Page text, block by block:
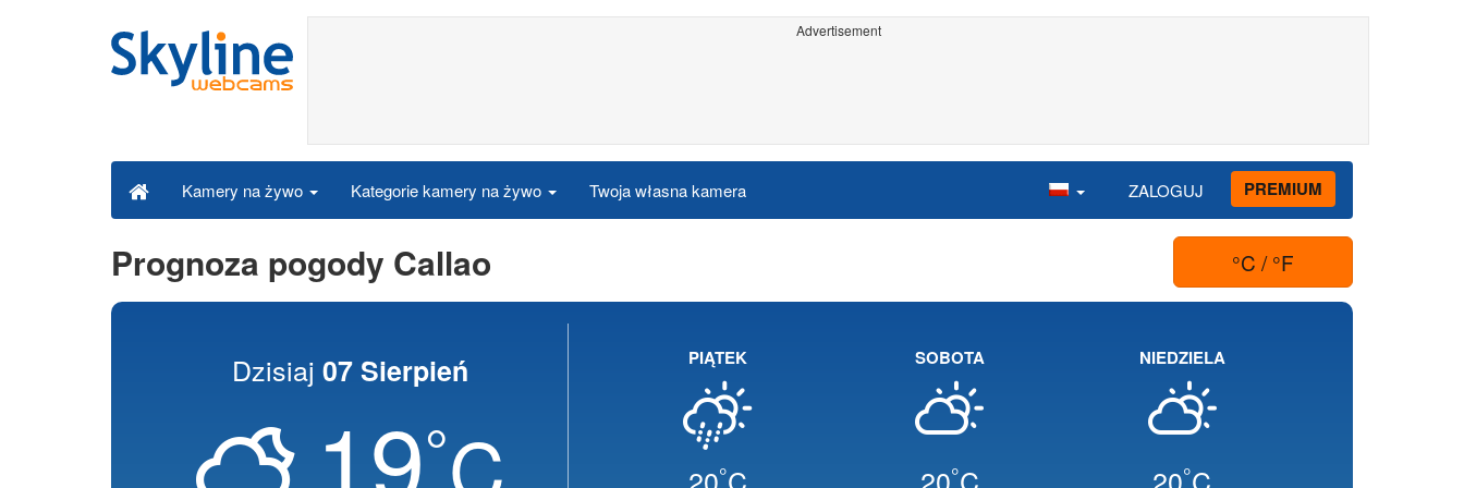
Advertisement
Kamery na żywo Kategorie kamery na żywo Twoja własna kamera ZALOGUJ PREMIUM
Prognoza pogody Callao °C / °F
Dzisiaj 07 Sierpień
19°
PIĄTEK
°
SOBOTA
°
NIEDZIELA
°